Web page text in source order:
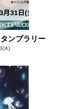
ンプラリー
(火)